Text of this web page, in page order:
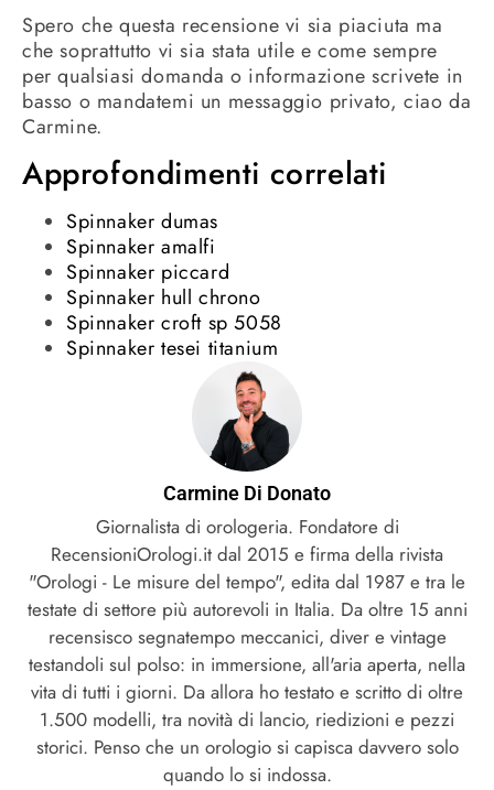
Spero che questa recensione vi sia piaciuta ma
che soprattutto vi sia stata utile e come sempre
per qualsiasi domanda o informazione scrivete in
basso o mandatemi un messaggio privato, ciao da
Carmine.
Approfondimenti correlati
Spinnaker dumas
Spinnaker amalfi
Spinnaker piccard
Spinnaker hull chrono
Spinnaker croft sp 5058
Spinnaker tesei titanium
Carmine Di Donato
Giornalista di orologeria. Fondatore di
RecensioniOrologi.it dal 2015 e firma della rivista
"Orologi - Le misure del tempo", edita dal 1987 e tra le
testate di settore più autorevoli in Italia. Da oltre 15 anni
recensisco segnatempo meccanici, diver e vintage
testandoli sul polso: in immersione, all'aria aperta, nella
vita di tutti i giorni. Da allora ho testato e scritto di oltre
1.500 modelli, tra novità di lancio, riedizioni e pezzi
storici. Penso che un orologio si capisca davvero solo
quando lo si indossa.